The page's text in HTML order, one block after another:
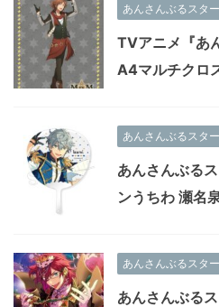
あんさんぶるスター
TVアニメ『あ
A4マルチクロ
あんさんぶるスター
あんさんぶる
ンうちわ 瀬名
あんさんぶるスター
あんさんぶる